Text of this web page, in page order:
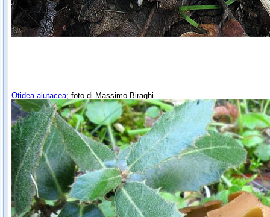
Otidea alutacea; foto di Massimo Biraghi